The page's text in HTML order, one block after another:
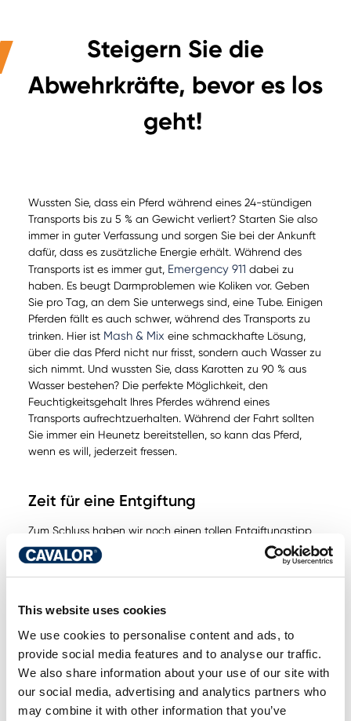
This website uses cookies
We use cookies to personalise content and ads, to
provide social media features and to analyse our traffic.
We also share information about your use of our site with
our social media, advertising and analytics partners who
may combine it with other information that you’ve
Steigern Sie die
Abwehrkräfte, bevor es los
geht!
Wussten Sie, dass ein Pferd während eines 24-stündigen
Transports bis zu 5 % an Gewicht verliert? Starten Sie also
immer in guter Verfassung und sorgen Sie bei der Ankunft
dafür, dass es zusätzliche Energie erhält. Während des
Transports ist es immer gut, Emergency 911 dabei zu
haben. Es beugt Darmproblemen wie Koliken vor. Geben
Sie pro Tag, an dem Sie unterwegs sind, eine Tube. Einigen
Pferden fällt es auch schwer, während des Transports zu
trinken. Hier ist Mash & Mix eine schmackhafte Lösung,
über die das Pferd nicht nur frisst, sondern auch Wasser zu
sich nimmt. Und wussten Sie, dass Karotten zu 90 % aus
Wasser bestehen? Die perfekte Möglichkeit, den
Feuchtigkeitsgehalt Ihres Pferdes während eines
Transports aufrechtzuerhalten. Während der Fahrt sollten
Sie immer ein Heunetz bereitstellen, so kann das Pferd,
wenn es will, jederzeit fressen.
Zeit für eine Entgiftung
Zum Schluss haben wir noch einen tollen Entgiftungstipp
für Sie. Während der Weihnachtszeit legen wir doch alle
eine kleine Pause ein. Wir genießen Freunde und Familie,
reisen weniger und es finden logischerweise weniger
gönnen Sie dem Verdauungssystem eine Pause. Zurück zu
den Grundlagen kann oft helfen, gestärkt
wiederzukommen. Sie möchten mehr über die großartigen
Effekte einer Entgiftung für Ihr Pferd wissen? Dann sehen
Sie sich dieses informative Video an.